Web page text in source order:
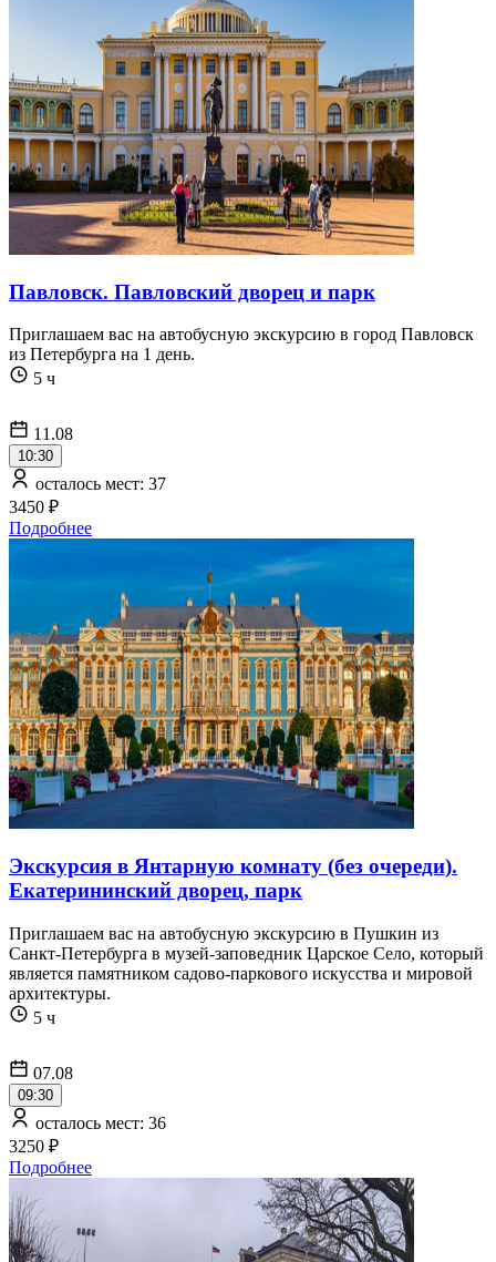
Павловск. Павловский дворец и парк
Приглашаем вас на автобусную экскурсию в город Павловск
из Петербурга на 1 день.
5 ч
11.08
10:30
осталось мест: 37
3450 ₽
Подробнее
Экскурсия в Янтарную комнату (без очереди).
Екатерининский дворец, парк
Приглашаем вас на автобусную экскурсию в Пушкин из
Санкт-Петербурга в музей-заповедник Царское Село, который
является памятником садово-паркового искусства и мировой
архитектуры.
5 ч
07.08
09:30
осталось мест: 36
3250 ₽
Подробнее